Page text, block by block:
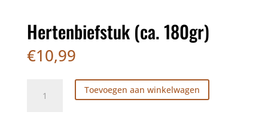
Hertenbiefstuk (ca. 180gr)
€10,99
Toevoegen aan winkelwagen